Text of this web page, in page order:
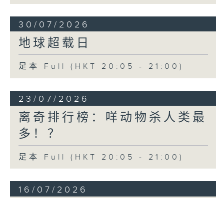
30/07/2026
地球超载日
足本 Full (HKT 20:05 - 21:00)
23/07/2026
离奇排行榜：咩动物杀人类最
多！？
足本 Full (HKT 20:05 - 21:00)
16/07/2026